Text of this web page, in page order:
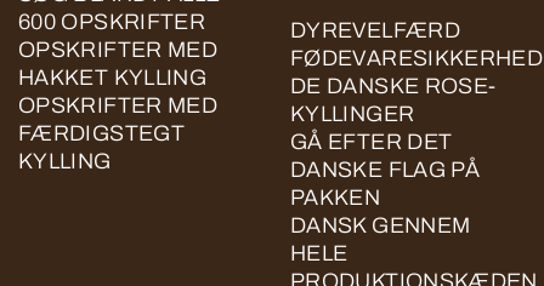
600 OPSKRIFTER
OPSKRIFTER MED
HAKKET KYLLING
OPSKRIFTER MED
FÆRDIGSTEGT
KYLLING
DYREVELFÆRD
FØDEVARESIKKERHED
DE DANSKE ROSE-
KYLLINGER
GÅ EFTER DET
DANSKE FLAG PÅ
PAKKEN
DANSK GENNEM
HELE
PRODUKTIONSKÆDEN